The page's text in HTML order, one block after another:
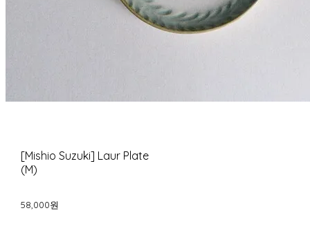
[Mishio Suzuki] Laur Plate
(M)
58,000원